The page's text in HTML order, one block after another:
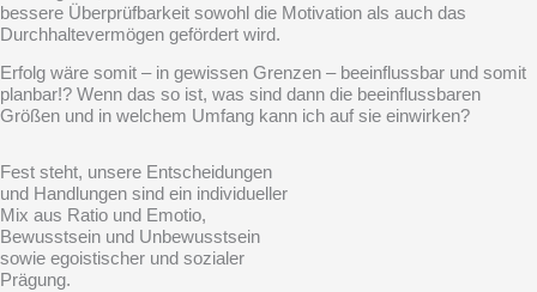
bessere Überprüfbarkeit sowohl die Motivation als auch das
Durchhaltevermögen gefördert wird.
Erfolg wäre somit – in gewissen Grenzen – beeinflussbar und somit
planbar!? Wenn das so ist, was sind dann die beeinflussbaren
Größen und in welchem Umfang kann ich auf sie einwirken?
Fest steht, unsere Entscheidungen
und Handlungen sind ein individueller
Mix aus Ratio und Emotio,
Bewusstsein und Unbewusstsein
sowie egoistischer und sozialer
Prägung.